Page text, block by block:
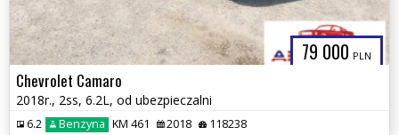
79 000 PLN
Chevrolet Camaro
2018r., 2ss, 6.2L, od ubezpieczalni
6.2 Benzyna KM 461 2018 118238